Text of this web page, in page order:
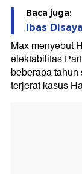
Baca juga:
Ibas
Max menyebut
elektabilitas
beberapa
terjerat kasus